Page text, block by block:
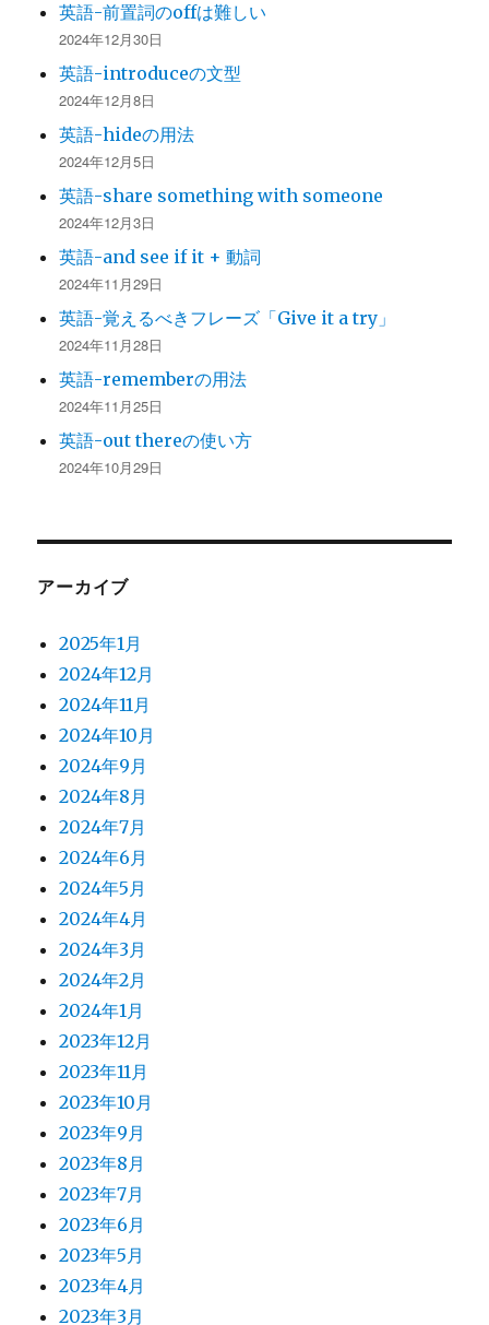
英語-前置詞のoffは難しい
2024年12月30日
英語-introduceの文型
2024年12月8日
英語-hideの用法
2024年12月5日
英語-share something with someone
2024年12月3日
英語-and see if it + 動詞
2024年11月29日
英語-覚えるべきフレーズ「Give it a try」
2024年11月28日
英語-rememberの用法
2024年11月25日
英語-out thereの使い方
2024年10月29日
アーカイブ
2025年1月
2024年12月
2024年11月
2024年10月
2024年9月
2024年8月
2024年7月
2024年6月
2024年5月
2024年4月
2024年3月
2024年2月
2024年1月
2023年12月
2023年11月
2023年10月
2023年9月
2023年8月
2023年7月
2023年6月
2023年5月
2023年4月
2023年3月